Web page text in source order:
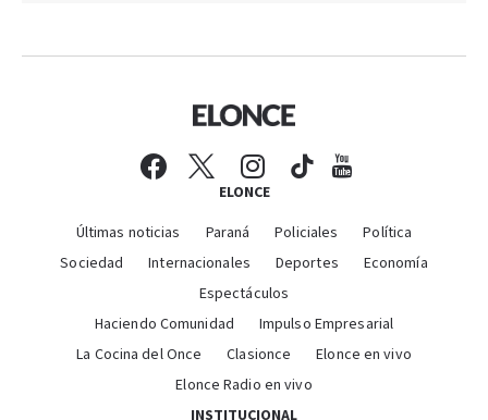
ELONCE
Últimas noticias Paraná Policiales
Política
Sociedad
Internacionales Deportes
Economía
Espectáculos
Haciendo Comunidad
Impulso Empresarial
La Cocina del Once
Clasionce
Elonce en vivo
Elonce Radio en vivo
INSTITUCIONAL